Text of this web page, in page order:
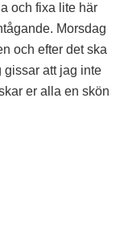
och fixa lite här
Morsdag
och efter det ska
gissar att jag inte
er alla en skön